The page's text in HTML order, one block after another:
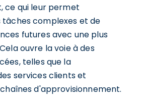
ce qui leur permet
complexes et de
futures avec une plus
ouvre la voie à des
telles que la
services clients et
d'approvisionnement.